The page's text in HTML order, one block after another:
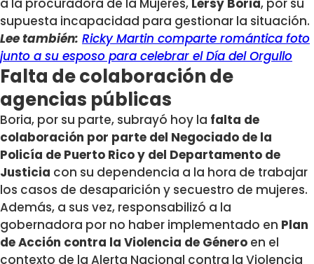
a la procuradora de la Mujeres, Lersy Boria, por su
supuesta incapacidad para gestionar la situación.
Lee también: Ricky Martin comparte romántica foto
junto a su esposo para celebrar el Día del Orgullo
Falta de colaboración de
agencias públicas
Boria, por su parte, subrayó hoy la falta de
colaboración por parte del Negociado de la
Policía de Puerto Rico y del Departamento de
Justicia con su dependencia a la hora de trabajar
los casos de desaparición y secuestro de mujeres.
Además, a sus vez, responsabilizó a la
gobernadora por no haber implementado en Plan
de Acción contra la Violencia de Género en el
contexto de la Alerta Nacional contra la Violencia